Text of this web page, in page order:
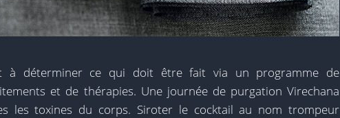
à déterminer ce qui doit être fait via un programme de
et de thérapies. Une journée de purgation Virechana
les toxines du corps. Siroter le cocktail au nom trompeur